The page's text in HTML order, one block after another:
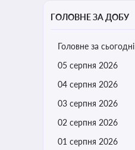
ГОЛОВНЕ ЗА ДОБУ
Головне за сьогодні
05 серпня 2026
04 серпня 2026
03 серпня 2026
02 серпня 2026
01 серпня 2026